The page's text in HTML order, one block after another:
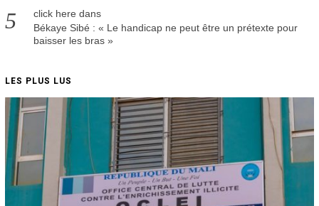
click here dans
Békaye Sibé : « Le handicap ne peut être un prétexte pour
baisser les bras »
LES PLUS LUS